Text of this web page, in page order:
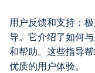
用户反馈和支持：
导。它介绍了如何
和帮助。这些指导
优质的用户体验。